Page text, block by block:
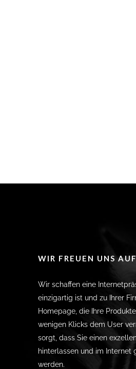
WIR FREUEN UNS
Wir schaffen eine
einzigartig ist und zu Ihrer
Homepage, die Ihre
wenigen Klicks dem User
sorgt, dass Sie einen
hinterlassen und im Internet
werden.